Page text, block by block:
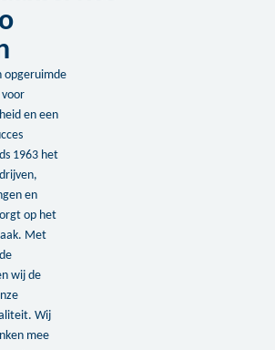
opgeruimde
voor
en een
1963 het
en
op het
Met
wij de
Wij
mee